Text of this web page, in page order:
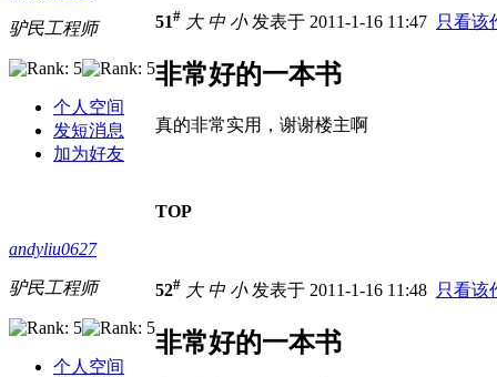
驴民工程师
个人空间
发短消息
加为好友
51# 大 中 小发表于 2011-1-16 11:47 只看该
非常好的一本书
真的非常实用，谢谢楼主啊
TOP
andyliu0627
驴民工程师
个人空间
52# 大 中 小发表于 2011-1-16 11:48 只看该
非常好的一本书